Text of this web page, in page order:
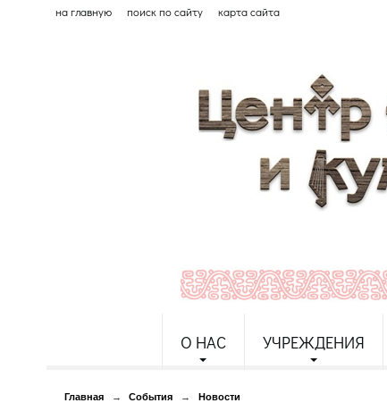
на главную поиск по сайту карта сайта
О НАС УЧРЕЖДЕНИЯ
Главная → События → Новости